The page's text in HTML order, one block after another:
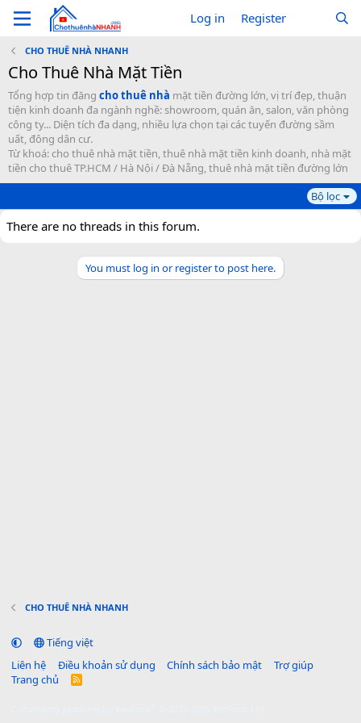
Log in Register
CHO THUÊ NHÀ NHANH
Cho Thuê Nhà Mặt Tiền
Tổng hợp tin đăng cho thuê nhà mặt tiền đường lớn, vị trí đẹp, thuận
tiện kinh doanh đa ngành nghề: showroom, quán ăn, salon, văn phòng
công ty... Diện tích đa dạng, nhiều lựa chọn tại các tuyến đường sầm
uất, đông dân cư.
Từ khoá: cho thuê nhà mặt tiền, thuê nhà mặt tiền kinh doanh, nhà mặt
tiền cho thuê TP.HCM / Hà Nội / Đà Nẵng, thuê nhà mặt tiền đường lớn
Bộ lọc
There are no threads in this forum.
You must log in or register to post here.
CHO THUÊ NHÀ NHANH
Tiếng việt
Liên hệ
Điều khoản sử dụng Chính sách bảo mật
Trợ giúp
Trang chủ
R